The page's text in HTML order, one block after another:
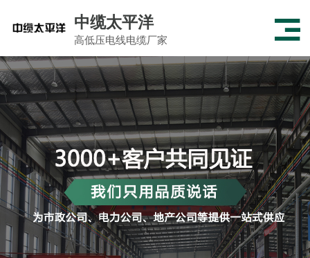
中缆太平洋
高低压电线电缆厂家